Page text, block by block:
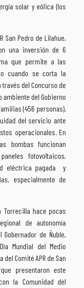
solar y eólica (los
San Pedro de Lilahue,
una inversión de 6
que permite a las
cuando se corta la
del Concurso de
ambiente del Gobierno
(456 personas).
del servicio ante
operacionales. En
bombas funcionan
fotovoltaicos,
eléctrica pagada y
especialmente de
hace pocas
de autonomía
de Ñuble,
Mundial del Medio
Comité APR de San
presentaron este
la Comunidad del